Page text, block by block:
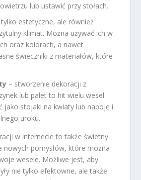
lub ustawić przy stołach.
estetyczne, ale również
klimat. Można używać ich w
oraz kolorach, a nawet
świeczniki z materiałów, które
– stworzenie dekoracji z
lub palet to hit wielu wesel.
jako stojaki na kwiaty lub napoje i
uroku.
w internecie to także świetny
nowych pomysłów, które można
wesele. Możliwe jest, aby
nie tylko efektowne, ale także